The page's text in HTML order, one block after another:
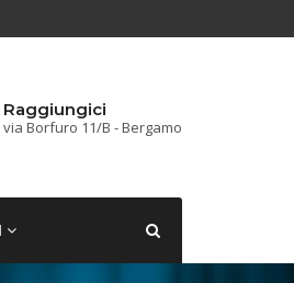
Raggiungici
via Borfuro 11/B - Bergamo